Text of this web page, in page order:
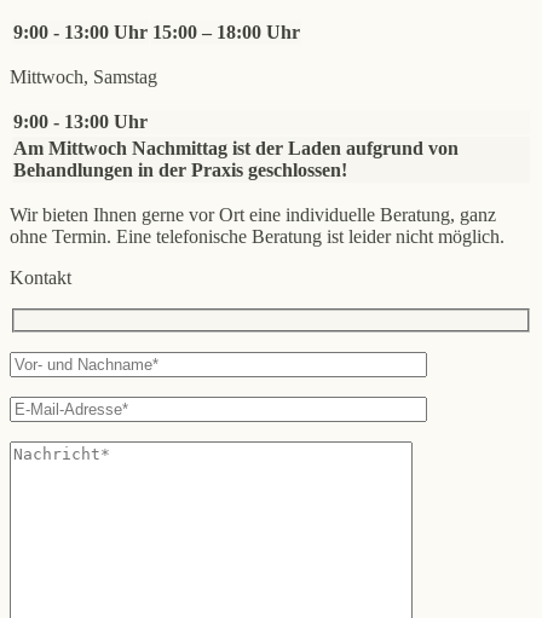
9:00 - 13:00 Uhr 15:00 – 18:00 Uhr
Mittwoch, Samstag
9:00 - 13:00 Uhr
Am Mittwoch Nachmittag ist der Laden aufgrund von
Behandlungen in der Praxis geschlossen!
Wir bieten Ihnen gerne vor Ort eine individuelle Beratung, ganz
ohne Termin. Eine telefonische Beratung ist leider nicht möglich.
Kontakt